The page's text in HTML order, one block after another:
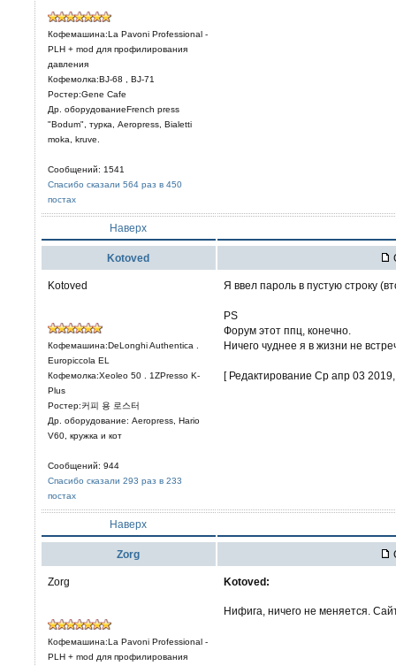
Кофемашина:La Pavoni Professional -
PLH + mod для профилирования
давления
Кофемолка:BJ-68 , BJ-71
Ростер:Gene Cafe
Др. оборудованиеFrench press
"Bodum", турка, Aeropress, Bialetti
moka, kruve.
Сообщений: 1541
Спасибо сказали 564 раз в 450
постах
Наверх
Kotoved
Kotoved
Кофемашина:DeLonghi Authentica .
Europiccola EL
Кофемолка:Xeoleo 50 . 1ZPresso K-
Plus
Ростер:커피 용 로스터
Др. оборудование: Aeropress, Hario
V60, кружка и кот
Сообщений: 944
Спасибо сказали 293 раз в 233
постах
Я ввел пароль в пустую строку
PS
Форум этот ппц, конечно.
Ничего чуднее я в жизни не
[ Редактирование Ср апр 03
Наверх
Zorg
Zorg
Кофемашина:La Pavoni Professional -
PLH + mod для профилирования
Kotoved:
Нифига, ничего не меняется.